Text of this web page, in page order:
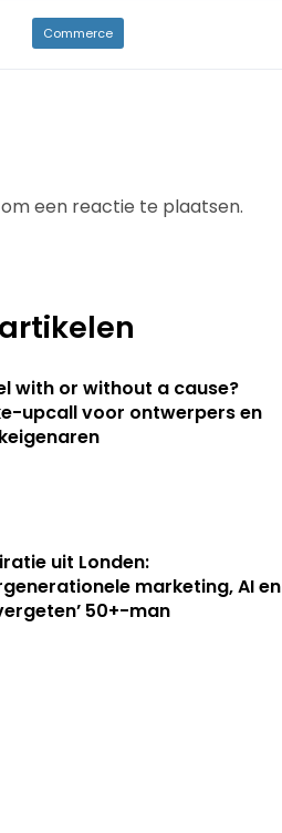
Commerce
om een reactie te plaatsen.
with or without a cause?
upcall voor ontwerpers en
uit Londen:
marketing, AI en
50+-man